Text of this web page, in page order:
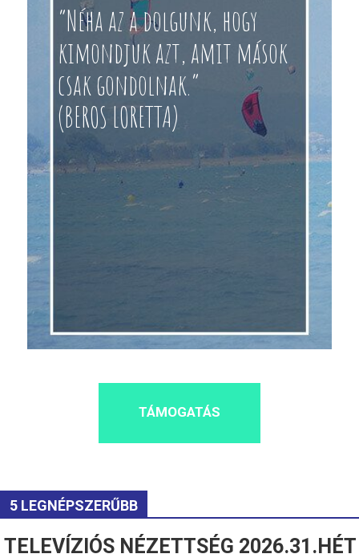
“Néha az a dolgunk, hogy
kimondjuk azt, amit mások
csak gondolnak.”
(BEROS LORETTA)
TÁMOGATÁS
5 LEGNÉPSZERŰBB
TELEVÍZIÓS NÉZETTSÉG 2026.31.HÉT